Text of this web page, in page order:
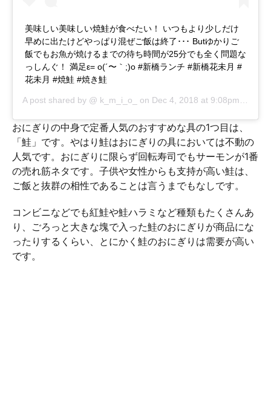
美味しい美味しい焼鮭が食べたい！ いつもより少しだけ
早めに出たけどやっぱり混ぜご飯は終了･･･ Butゆかりご
飯でもお魚が焼けるまでの待ち時間が25分でも全く問題な
っしんぐ！ 満足ε= o(´〜｀;)o #新橋ランチ #新橋花未月 #
花未月 #焼鮭 #焼き鮭
A post shared by @ k_m_i_o_ on Dec 4, 2018 at 9:08pm PST
おにぎりの中身で定番人気のおすすめな具の1つ目は、
「鮭」です。やはり鮭はおにぎりの具においては不動の
人気です。おにぎりに限らず回転寿司でもサーモンが1番
の売れ筋ネタです。子供や女性からも支持が高い鮭は、
ご飯と抜群の相性であることは言うまでもなしです。
コンビニなどでも紅鮭や鮭ハラミなど種類もたくさんあ
り、ごろっと大きな塊で入った鮭のおにぎりが商品にな
ったりするくらい、とにかく鮭のおにぎりは需要が高い
です。